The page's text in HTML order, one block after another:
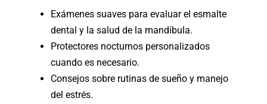
Exámenes suaves para evaluar el esmalte
dental y la salud de la mandíbula.
Protectores nocturnos personalizados
cuando es necesario.
Consejos sobre rutinas de sueño y manejo
del estrés.